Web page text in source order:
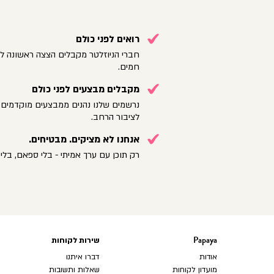
רואים לפני כולם
חברי הניוזלטר מקבלים הצצה ראשונה
חמים.
מקבלים מבצעים לפני כולם
נרשמים שלנו נהנים ממבצעים
לציבור הרחב.
אנחנו לא מציקים. מבטיחים.
רק תוכן עם ערך אמיתי - בלי ספאם,
Papaya
Papaya
אודות
מועדון לקוחות
שירות
שירות לקוחות
דברו איתנו
שאלות ותשובות